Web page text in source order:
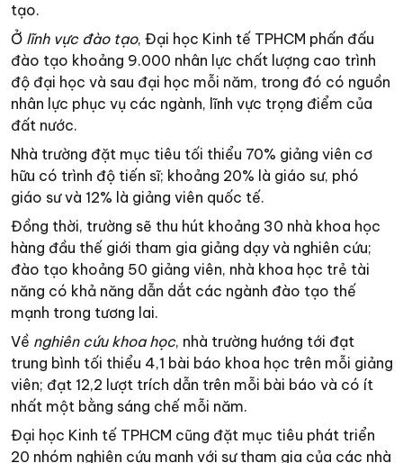
tạo.
Ở lĩnh vực đào tạo, Đại học Kinh tế TPHCM phấn đấu
đào tạo khoảng 9.000 nhân lực chất lượng cao trình
độ đại học và sau đại học mỗi năm, trong đó có nguồn
nhân lực phục vụ các ngành, lĩnh vực trọng điểm của
đất nước.
Nhà trường đặt mục tiêu tối thiểu 70% giảng viên cơ
hữu có trình độ tiến sĩ; khoảng 20% là giáo sư, phó
giáo sư và 12% là giảng viên quốc tế.
Đồng thời, trường sẽ thu hút khoảng 30 nhà khoa học
hàng đầu thế giới tham gia giảng dạy và nghiên cứu;
đào tạo khoảng 50 giảng viên, nhà khoa học trẻ tài
năng có khả năng dẫn dắt các ngành đào tạo thế
mạnh trong tương lai.
Về nghiên cứu khoa học, nhà trường hướng tới đạt
trung bình tối thiểu 4,1 bài báo khoa học trên mỗi giảng
viên; đạt 12,2 lượt trích dẫn trên mỗi bài báo và có ít
nhất một bằng sáng chế mỗi năm.
Đại học Kinh tế TPHCM cũng đặt mục tiêu phát triển
20 nhóm nghiên cứu mạnh với sự tham gia của các nhà